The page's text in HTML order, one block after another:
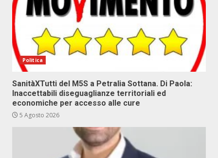
Politica
SanitàXTutti del M5S a Petralia Sottana. Di Paola:
Inaccettabili diseguaglianze territoriali ed
economiche per accesso alle cure
5 Agosto 2026